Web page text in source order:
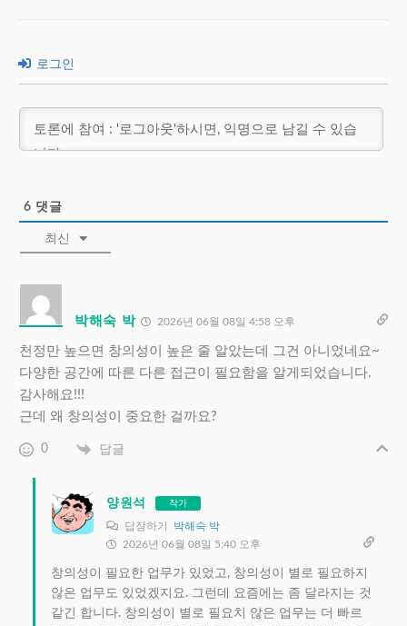
로그인
6 댓글
최신
박해숙 박 2026년 06월 08일 4:58 오후
천정만 높으면 창의성이 높은 줄 알았는데 그건 아니었네요~
다양한 공간에 따른 다른 접근이 필요함을 알게되었습니다.
감사해요!!!
근데 왜 창의성이 중요한 걸까요?
0 답글
양원석 작가
답장하기 박해숙 박
2026년 06월 08일 5:40 오후
창의성이 필요한 업무가 있었고, 창의성이 별로 필요하지
않은 업무도 있었겠지요. 그런데 요즘에는 좀 달라지는 것
같긴 합니다. 창의성이 별로 필요치 않은 업무는 더 빠르